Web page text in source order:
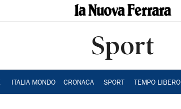
Sport
ITALIA MONDO CRONACA SPORT TEMPO LIBERO